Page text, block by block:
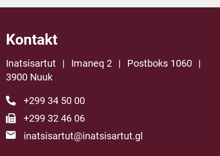
Kontakt
Inatsisartut | Imaneq 2 | Postboks 1060
|
3900 Nuuk
+299 34 50 00
+299 32 46 06
inatsisartut@inatsisartut.gl